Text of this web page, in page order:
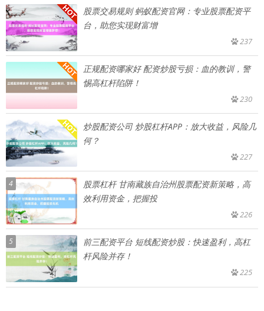
股票交易规则 蚂蚁配资官网：专业股票配资平
台，助您实现财富增
237
正规配资哪家好 配资炒股亏损：血的教训，警
惕高杠杆陷阱！
230
炒股配资公司 炒股杠杆APP：放大收益，风险几
何？
227
4
股票杠杆 甘南藏族自治州股票配资新策略，高
效利用资金，把握投
226
5
前三配资平台 短线配资炒股：快速盈利，高杠
杆风险并存！
225